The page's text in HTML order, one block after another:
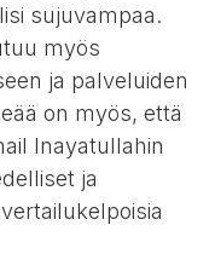
sujuvampaa.
myös
ja palveluiden
on myös, että
Inayatullahin
ja